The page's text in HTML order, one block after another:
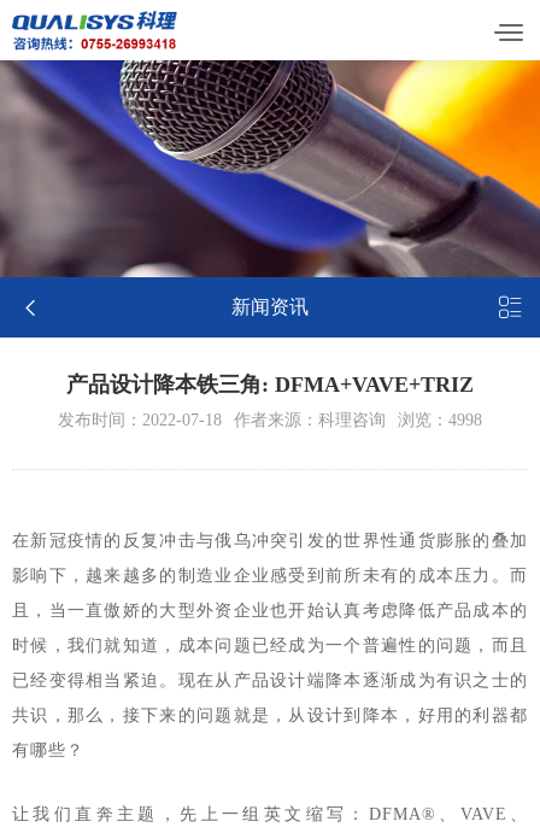
 新闻资讯 
产品设计降本铁三角: DFMA+VAVE+TRIZ
发布时间：2022-07-18 作者来源：科理咨询 浏览：4998
在新冠疫情的反复冲击与俄乌冲突引发的世界性通货膨胀的叠加
影响下，越来越多的制造业企业感受到前所未有的成本压力。而
且，当一直傲娇的大型外资企业也开始认真考虑降低产品成本的
时候，我们就知道，成本问题已经成为一个普遍性的问题，而且
已经变得相当紧迫。现在从产品设计端降本逐渐成为有识之士的
共识，那么，接下来的问题就是，从设计到降本，好用的利器都
有哪些？
让我们直奔主题，先上一组英文缩写：DFMA®、VAVE、